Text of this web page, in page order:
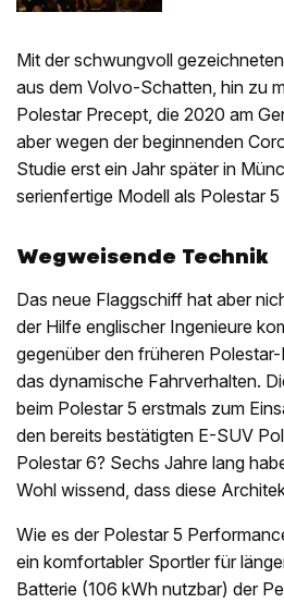
Mit der schwungvoll
aus dem Volvo-Schatten, hin zu
Polestar Precept, die 2020 am
aber wegen der beginnenden
Studie erst ein Jahr später in
serienfertige Modell als Polestar
Wegweisende Technik
Das neue Flaggschiff hat aber
der Hilfe englischer Ingenieure
gegenüber den früheren
das dynamische Fahrverhalten.
beim Polestar 5 erstmals zum
den bereits bestätigten E-SUV
Polestar 6? Sechs Jahre lang
Wohl wissend, dass diese
Wie es der Polestar 5
ein komfortabler Sportler für
Batterie (106 kWh nutzbar) der